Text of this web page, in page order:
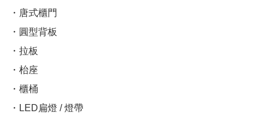
・唐式櫃門
・圓型背板
・拉板
・枱座
・櫃桶
・LED扁燈 / 燈帶